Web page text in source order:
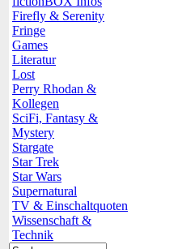
Firefly & Serenity
Fringe
Games
Literatur
Lost
Perry Rhodan &
Kollegen
SciFi, Fantasy &
Mystery
Stargate
Star Trek
Star Wars
Supernatural
TV & Einschaltquoten
Wissenschaft &
Technik